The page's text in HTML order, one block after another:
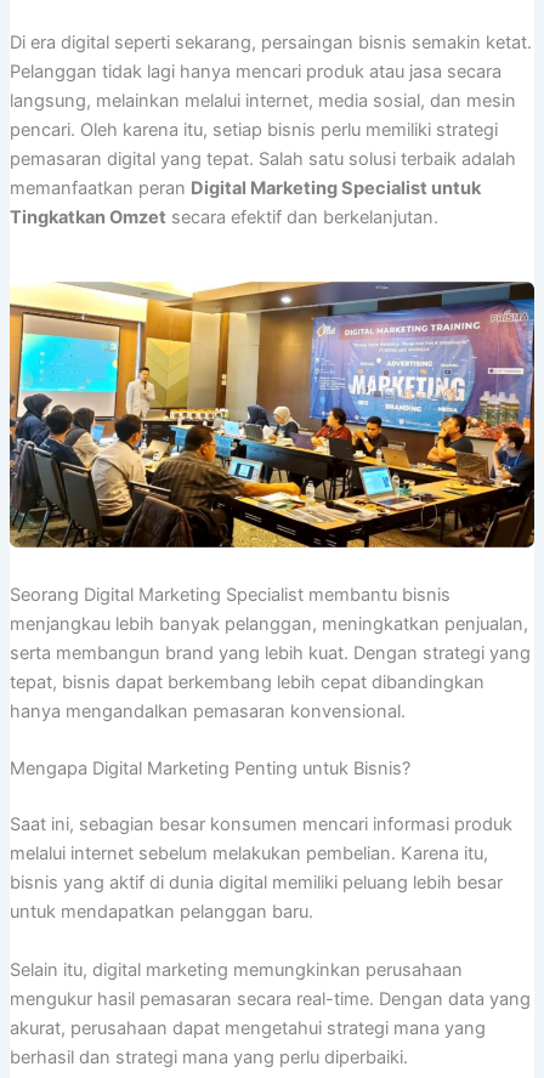
Di era digital seperti sekarang, persaingan bisnis semakin ketat.
Pelanggan tidak lagi hanya mencari produk atau jasa secara
langsung, melainkan melalui internet, media sosial, dan mesin
pencari. Oleh karena itu, setiap bisnis perlu memiliki strategi
pemasaran digital yang tepat. Salah satu solusi terbaik adalah
memanfaatkan peran Digital Marketing Specialist untuk
Tingkatkan Omzet secara efektif dan berkelanjutan.
Seorang Digital Marketing Specialist membantu bisnis
menjangkau lebih banyak pelanggan, meningkatkan penjualan,
serta membangun brand yang lebih kuat. Dengan strategi yang
tepat, bisnis dapat berkembang lebih cepat dibandingkan
hanya mengandalkan pemasaran konvensional.
Mengapa Digital Marketing Penting untuk Bisnis?
Saat ini, sebagian besar konsumen mencari informasi produk
melalui internet sebelum melakukan pembelian. Karena itu,
bisnis yang aktif di dunia digital memiliki peluang lebih besar
untuk mendapatkan pelanggan baru.
Selain itu, digital marketing memungkinkan perusahaan
mengukur hasil pemasaran secara real-time. Dengan data yang
akurat, perusahaan dapat mengetahui strategi mana yang
berhasil dan strategi mana yang perlu diperbaiki.